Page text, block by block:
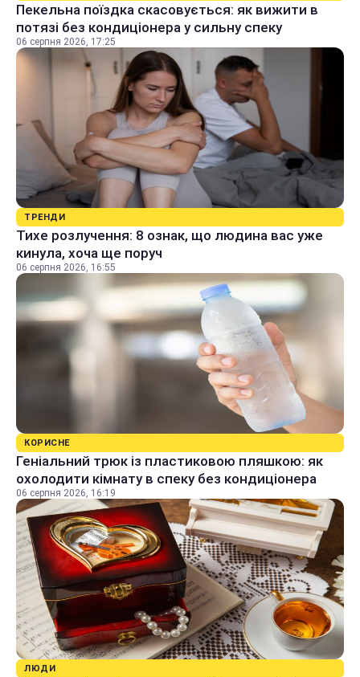
Пекельна поїздка скасовується: як вижити в
потязі без кондиціонера у сильну спеку
06 серпня 2026, 17:25
ТРЕНДИ
Тихе розлучення: 8 ознак, що людина вас уже
кинула, хоча ще поруч
06 серпня 2026, 16:55
КОРИСНЕ
Геніальний трюк із пластиковою пляшкою: як
охолодити кімнату в спеку без кондиціонера
06 серпня 2026, 16:19
ЛЮДИ